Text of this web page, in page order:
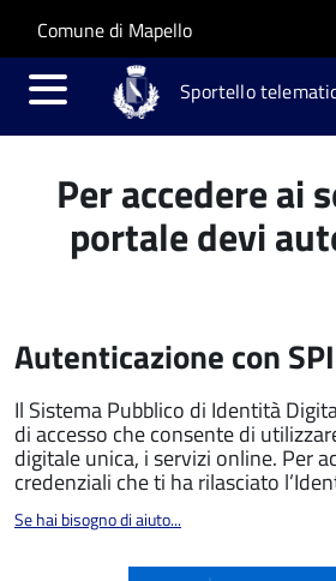
Salta al contenuto principale
Skip to site navigation
Comune di Mapello
Sportello
Per accedere ai
portale devi
Autenticazione con
Il Sistema Pubblico di Identità
di accesso che consente di
digitale unica, i servizi online. Per
credenziali che ti ha rilasciato
Se hai bisogno di aiuto...